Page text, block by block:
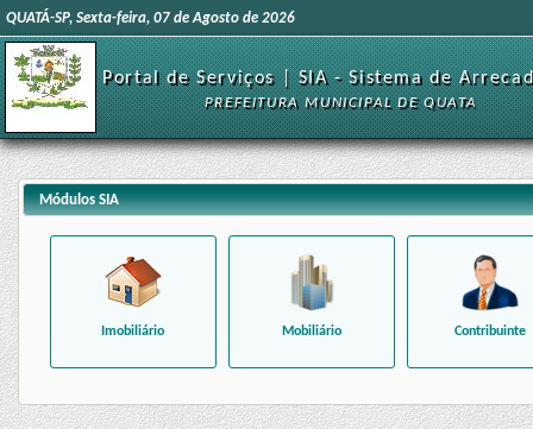
QUATÁ-SP, Sexta-feira, 07 de Agosto de 2026
Portal de Serviços | SIA - Sistema de
PREFEITURA MUNICIPAL DE QUATA
Módulos SIA
Imobiliário Mobiliário Contribuinte